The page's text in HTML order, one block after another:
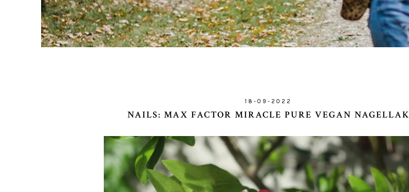
18-09-2022
NAILS: MAX FACTOR MIRACLE PURE VEGAN NAGELLAK